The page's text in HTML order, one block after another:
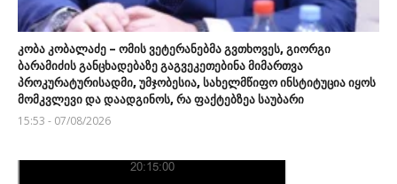
კობა კობალაძე – ომის ვეტერანებმა გვთხოვეს, გიორგი
ბარამიძის განცხადებაზე გაგვეკეთებინა მიმართვა
პროკურატურისადმი, უმჯობესია, სახელმწიფო ინსტიტუცია იყოს
მომკვლევი და დაადგინოს, რა ფაქტებზეა საუბარი
15:53 - 07/08/2026